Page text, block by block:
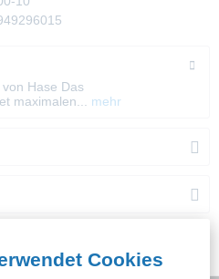
Hase Das
maximalen...
mehr
Cookies